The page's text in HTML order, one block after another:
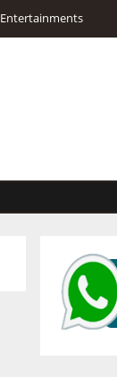
Entertainments